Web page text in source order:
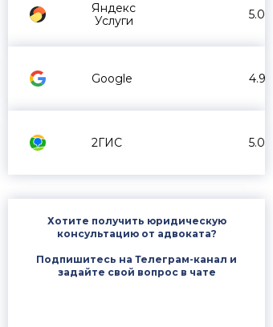
Яндекс
Услуги
5.0
Google 4.9
2ГИС 5.0
Хотите получить юридическую
консультацию от адвоката?
Подпишитесь на Телеграм-канал и
задайте свой вопрос в чате